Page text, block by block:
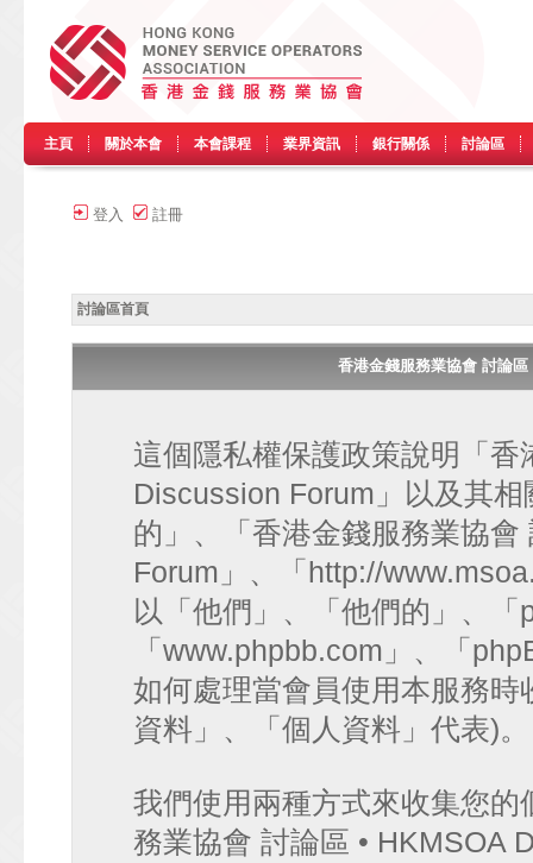
主頁 關於本會 本會課程 業界資訊 銀行關係 討論區
登入 註冊
討論區首頁
香港金錢服務業協會 討論
這個隱私權保護政策說明「香
Discussion Forum」以及其
的」、「香港金錢服務業協
Forum」、「http://
以「他們」、「他們的」、「
「www.phpbb.com」、「
如何處理當會員使用本服務
資料」、「個人資料」代表)。
我們使用兩種方式來收集您
務業協會 討論區 • HKMSOA